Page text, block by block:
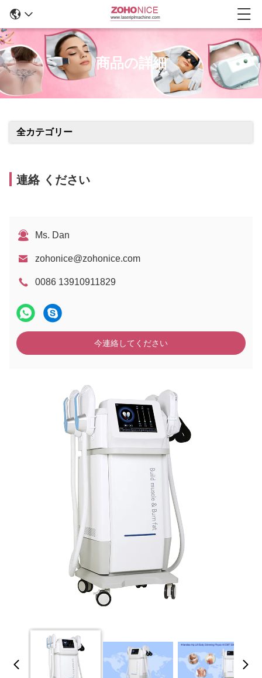
商品の詳細
全カテゴリー
連絡 ください
Ms. Dan
zohonice@zohonice.com
0086 13910911829
今連絡してください